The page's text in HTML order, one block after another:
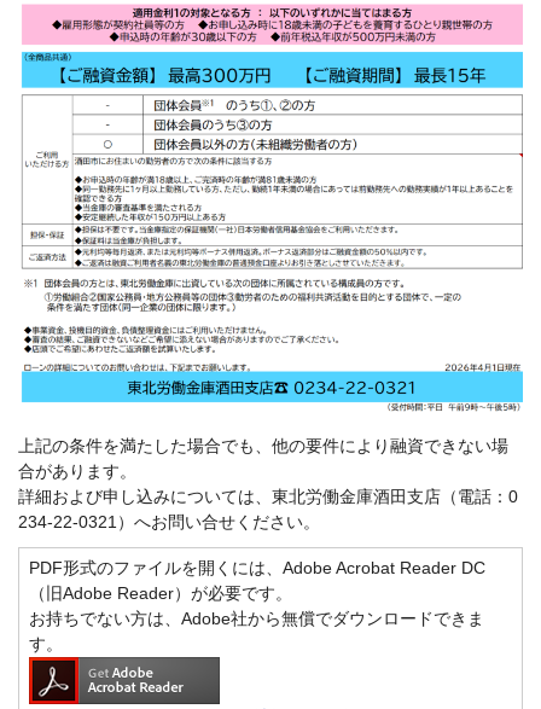
上記の条件を満たした場合でも、他の要件により融資できない場
合があります。
詳細および申し込みについては、東北労働金庫酒田支店（電話：0
234-22-0321）へお問い合せください。
PDF形式のファイルを開くには、Adobe Acrobat Reader DC
（旧Adobe Reader）が必要です。
お持ちでない方は、Adobe社から無償でダウンロードできま
す。